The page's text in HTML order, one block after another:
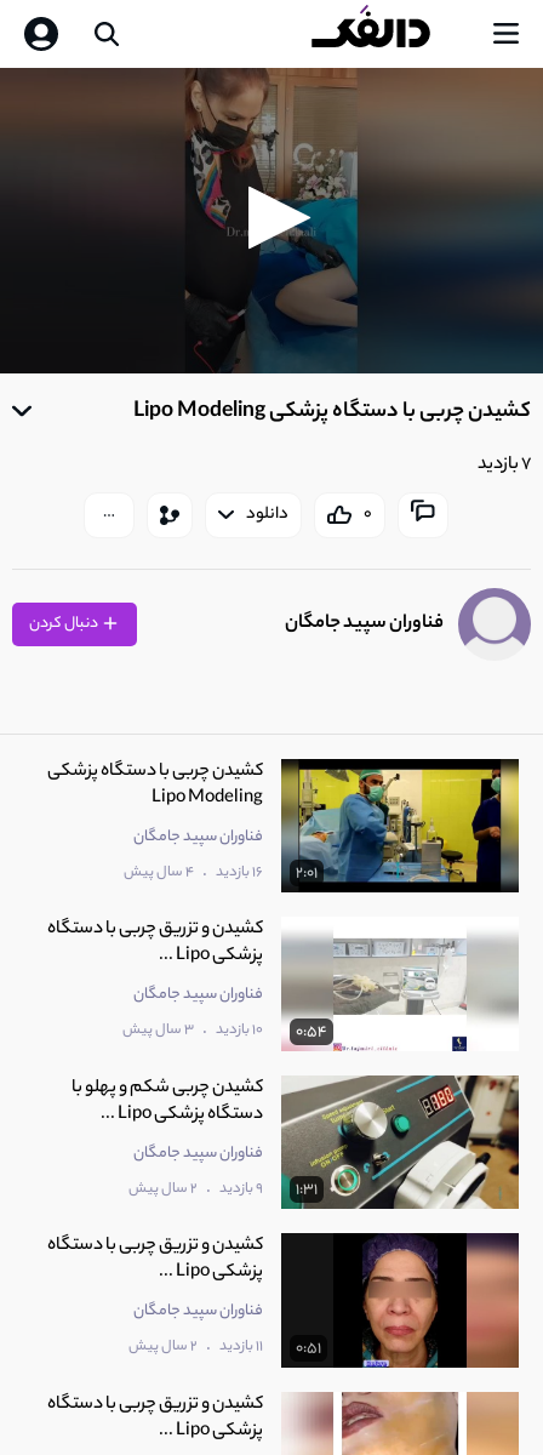
0
of کشیدن چربی با دستگاه پزشکی Lipo Modeling
7 بازدید
0 دانلود
فناوران سپید جامگان
2:01
کشیدن چربی با دستگاه پزشکی
Lipo Modeling
فناوران سپید جامگان
16 بازدید . 4 سال پیش
0:54
کشیدن و تزریق چربی با دستگاه
پزشکی Lipo ...
فناوران سپید جامگان
10 بازدید . 3 سال پیش
1:31
کشیدن چربی شکم و پهلو با
دستگاه پزشکی Lipo ...
فناوران سپید جامگان
9 بازدید . 2 سال پیش
0:51
کشیدن و تزریق چربی با دستگاه
پزشکی Lipo ...
فناوران سپید جامگان
11 بازدید . 2 سال پیش
کشیدن و تزریق چربی با دستگاه
پزشکی Lipo ...